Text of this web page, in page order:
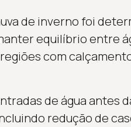
de inverno foi
equilíbrio entre
com
de água antes
redução de